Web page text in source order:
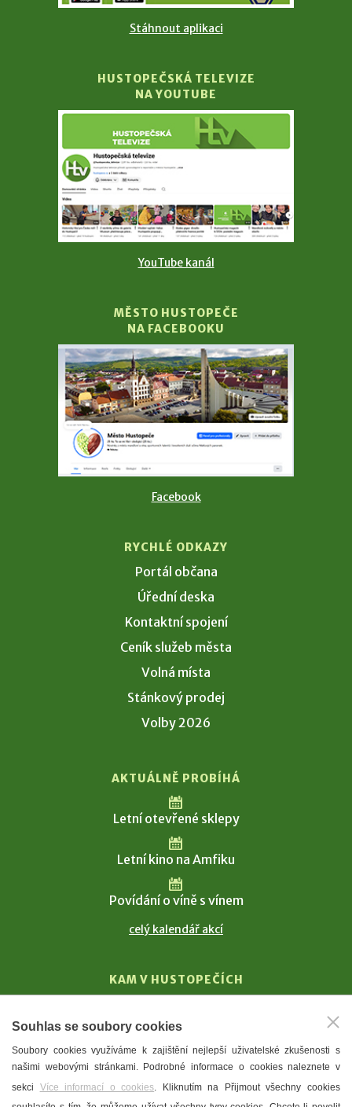
Stáhnout aplikaci
HUSTOPEČSKÁ TELEVIZE
NA YOUTUBE
YouTube kanál
MĚSTO HUSTOPEČE
NA FACEBOOKU
Facebook
RYCHLÉ ODKAZY
Portál občana
Úřední deska
Kontaktní spojení
Ceník služeb města
Volná místa
Stánkový prodej
Volby 2026
AKTUÁLNĚ PROBÍHÁ
Letní otevřené sklepy
Letní kino na Amfiku
Povídání o víně s vínem
celý kalendář akcí
KAM V HUSTOPEČÍCH
T. G. Masaryk
Mandloně
Ubytování
Souhlas se soubory cookies
Soubory cookies využíváme k zajištění nejlepší uživatelské zkušenosti s
našimi webovými stránkami. Podrobné informace o cookies naleznete v
sekci Více informací o cookies. Kliknutím na Přijmout všechny cookies